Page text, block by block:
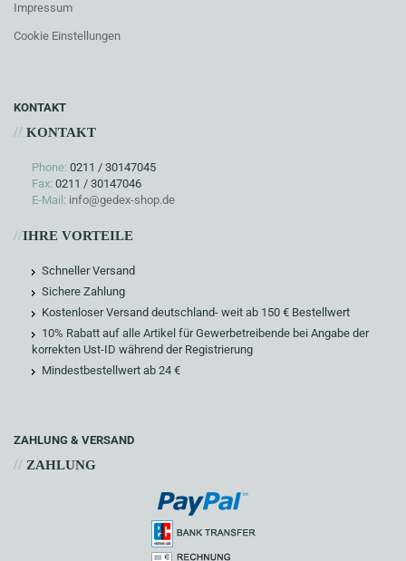
Impressum
Cookie Einstellungen
KONTAKT
// KONTAKT
Phone: 0211 / 30147045
Fax: 0211 / 30147046
E-Mail: info@gedex-shop.de
//IHRE VORTEILE
Schneller Versand
Sichere Zahlung
Kostenloser Versand deutschland- weit ab 150 € Bestellwert
10% Rabatt auf alle Artikel für Gewerbetreibende bei Angabe der
korrekten Ust-ID während der Registrierung
Mindestbestellwert ab 24 €
ZAHLUNG & VERSAND
// ZAHLUNG